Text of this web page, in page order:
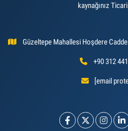
kaynağınız
Güzeltepe Mahallesi Hoşdere
+90 312
[email